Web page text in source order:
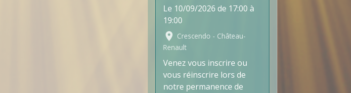
Le 10/09/2026 de 17:00 à
19:00
Crescendo - Château-
Renault
Venez vous inscrire ou
vous réinscrire lors de
notre permanence de